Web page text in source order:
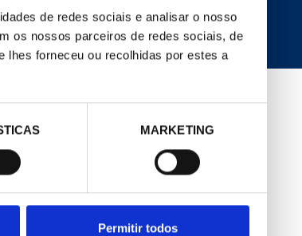
de redes sociais e analisar o nosso
os nossos parceiros de redes sociais, de
lhes forneceu ou recolhidas por estes a
MARKETING
Permitir todos